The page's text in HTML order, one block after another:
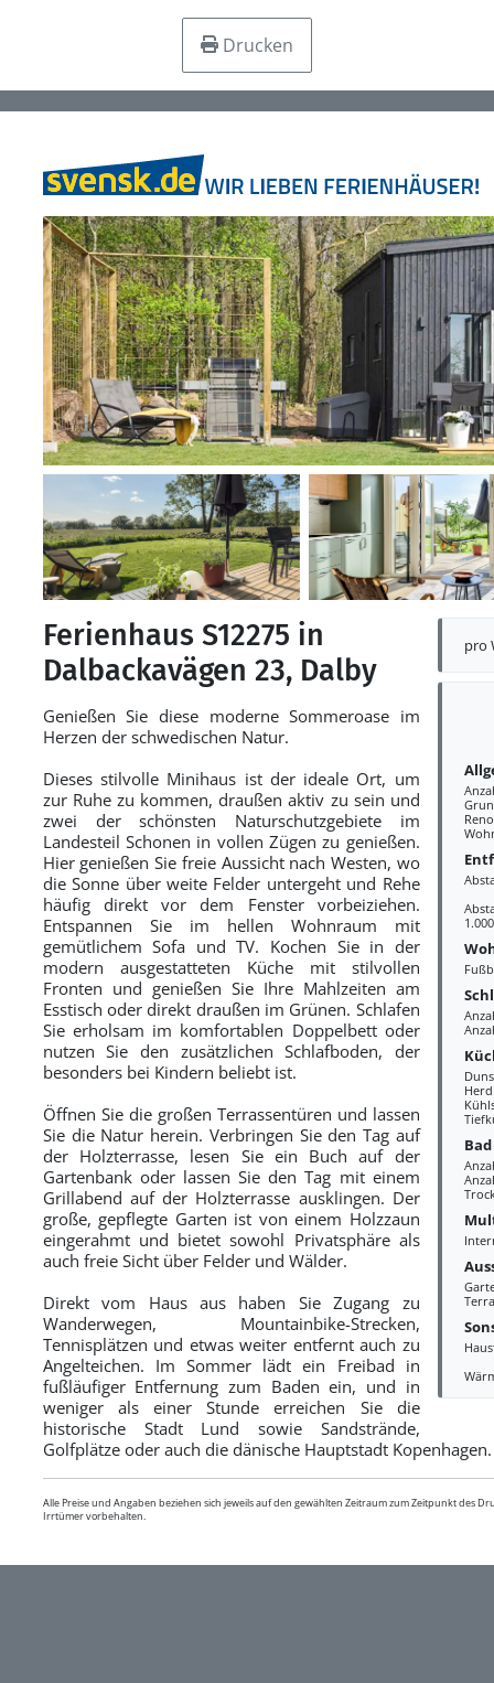
Drucken
pro
Herd
Bad
Ferienhaus S12275 in
Dalbackavägen 23, Dalby
Genießen Sie diese moderne Sommeroase im
Herzen der schwedischen Natur.
Dieses stilvolle Minihaus ist der ideale Ort, um
zur Ruhe zu kommen, draußen aktiv zu sein und
zwei der schönsten Naturschutzgebiete im
Landesteil Schonen in vollen Zügen zu genießen.
Hier genießen Sie freie Aussicht nach Westen, wo
die Sonne über weite Felder untergeht und Rehe
häufig direkt vor dem Fenster vorbeiziehen.
Entspannen Sie im hellen Wohnraum mit
gemütlichem Sofa und TV. Kochen Sie in der
modern ausgestatteten Küche mit stilvollen
Fronten und genießen Sie Ihre Mahlzeiten am
Esstisch oder direkt draußen im Grünen. Schlafen
Sie erholsam im komfortablen Doppelbett oder
nutzen Sie den zusätzlichen Schlafboden, der
besonders bei Kindern beliebt ist.
Öffnen Sie die großen Terrassentüren und lassen
Sie die Natur herein. Verbringen Sie den Tag auf
der Holzterrasse, lesen Sie ein Buch auf der
Gartenbank oder lassen Sie den Tag mit einem
Grillabend auf der Holzterrasse ausklingen. Der
große, gepflegte Garten ist von einem Holzzaun
eingerahmt und bietet sowohl Privatsphäre als
auch freie Sicht über Felder und Wälder.
Direkt vom Haus aus haben Sie Zugang zu
Wanderwegen, Mountainbike-Strecken,
Tennisplätzen und etwas weiter entfernt auch zu
Angelteichen. Im Sommer lädt ein Freibad in
fußläufiger Entfernung zum Baden ein, und in
weniger als einer Stunde erreichen Sie die
historische Stadt Lund sowie Sandstrände,
Golfplätze oder auch die dänische Hauptstadt Kopenhagen.
Alle Preise und Angaben beziehen sich jeweils auf den gewählten Zeitraum zum Zeitpunkt des
Irrtümer vorbehalten.